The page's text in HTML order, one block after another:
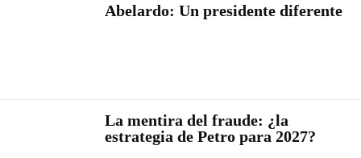
Abelardo: Un presidente diferente
La mentira del fraude: ¿la
estrategia de Petro para 2027?